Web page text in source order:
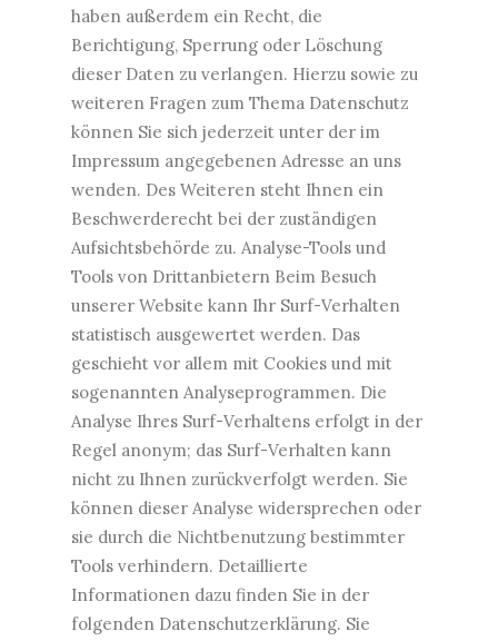
haben außerdem ein Recht, die
Berichtigung, Sperrung oder Löschung
dieser Daten zu verlangen. Hierzu sowie zu
weiteren Fragen zum Thema Datenschutz
können Sie sich jederzeit unter der im
Impressum angegebenen Adresse an uns
wenden. Des Weiteren steht Ihnen ein
Beschwerderecht bei der zuständigen
Aufsichtsbehörde zu. Analyse-Tools und
Tools von Drittanbietern Beim Besuch
unserer Website kann Ihr Surf-Verhalten
statistisch ausgewertet werden. Das
geschieht vor allem mit Cookies und mit
sogenannten Analyseprogrammen. Die
Analyse Ihres Surf-Verhaltens erfolgt in der
Regel anonym; das Surf-Verhalten kann
nicht zu Ihnen zurückverfolgt werden. Sie
können dieser Analyse widersprechen oder
sie durch die Nichtbenutzung bestimmter
Tools verhindern. Detaillierte
Informationen dazu finden Sie in der
folgenden Datenschutzerklärung. Sie